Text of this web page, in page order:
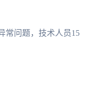
常问题，技术人员15